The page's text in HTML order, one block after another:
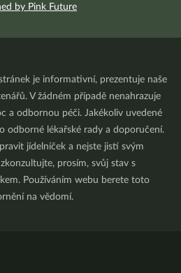
by Pink Future
je informativní, prezentuje naše
V žádném případě nenahrazuje
a odbornou péči. Jakékoliv uvedené
odborné lékařské rady a doporučení.
jídelníček a nejste jistí svým
prosím, svůj stav s
Používáním webu berete toto
na vědomí.